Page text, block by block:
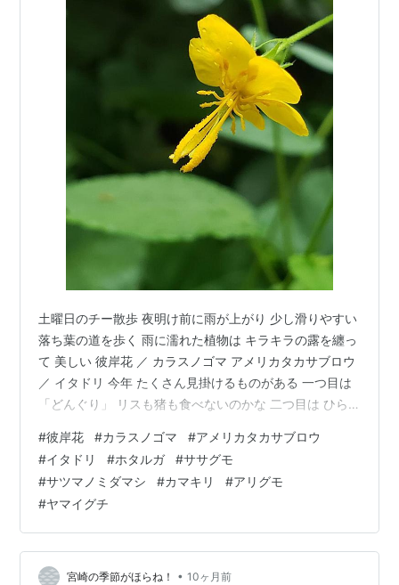
土曜日のチー散歩 夜明け前に雨が上がり 少し滑りやすい
落ち葉の道を歩く 雨に濡れた植物は キラキラの露を纏っ
て 美しい 彼岸花 ／ カラスノゴマ アメリカタカサブロウ
／ イタドリ 今年 たくさん見掛けるものがある 一つ目は
「どんぐり」 リスも猪も食べないのかな 二つ目は ひら
安直なネーミングと 思ったが くっきり見える白い線が
蛍の光に 成虫は 水だけしか口にせず 一週間の儚い命 と
いうのも似ている 飛ぶ姿は 上手く撮れなかったが 黒地
に白い半円を描くように 見えた 自宅に戻ってから 草の
露を撮影していると 小さな蜘蛛が居た 笹の葉の近…
#彼岸花 #カラスノゴマ #アメリカタカサブロウ
#イタドリ #ホタルガ #ササグモ
#サツマノミダマシ #カマキリ #アリグモ
#ヤマイグチ
宮崎の季節がほらね！ • 10ヶ月前